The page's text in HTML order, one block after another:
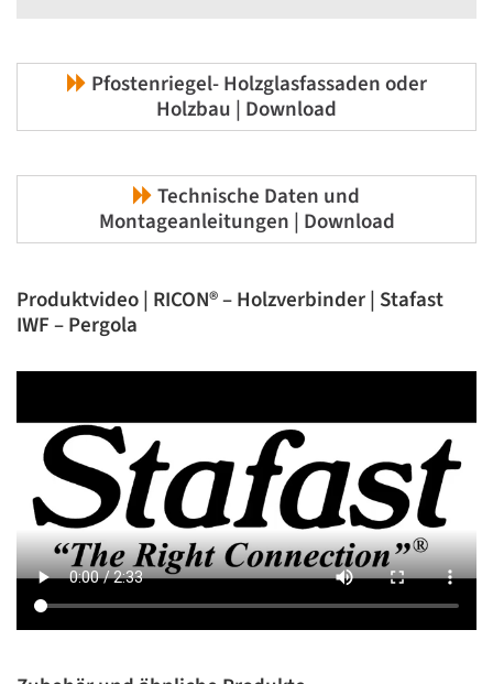
Pfostenriegel- Holzglasfassaden oder
Holzbau | Download
Technische Daten und
Montageanleitungen | Download
Produktvideo | RICON® – Holzverbinder | Stafast
IWF – Pergola